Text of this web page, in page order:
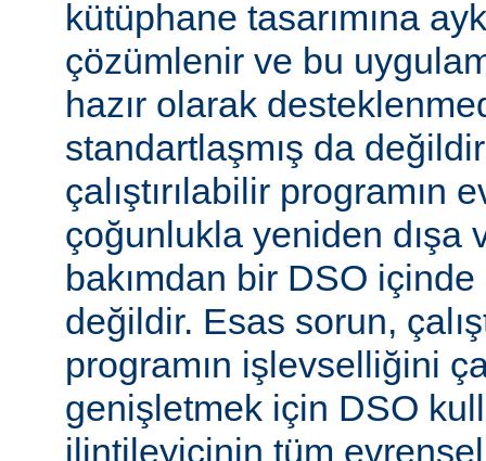
kütüphane tasarımına
çözümlenir ve bu
hazır olarak
standartlaşmış da
çalıştırılabilir programın
çoğunlukla yeniden dışa
bakımdan bir DSO
değildir. Esas sorun,
programın işlevselliğini
genişletmek için DSO
ilintileyicinin tüm